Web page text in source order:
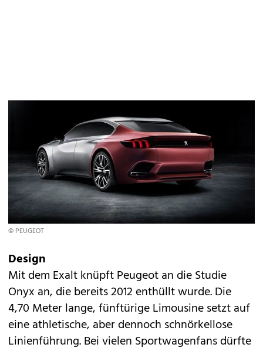
© PEUGEOT
Design
Mit dem Exalt knüpft Peugeot an die Studie
Onyx an, die bereits 2012 enthüllt wurde. Die
4,70 Meter lange, fünftürige Limousine setzt auf
eine athletische, aber dennoch schnörkellose
Linienführung. Bei vielen Sportwagenfans dürfte